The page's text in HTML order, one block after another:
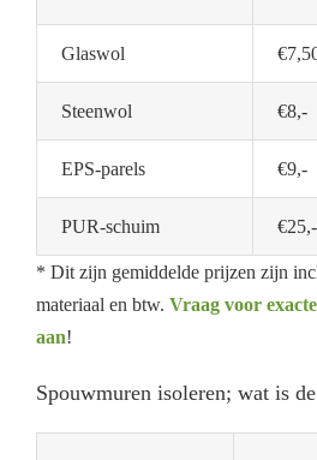
Glaswol
Steenwol €8,-
EPS-parels €9,-
PUR-schuim €25,-
* Dit zijn gemiddelde prijzen zijn
materiaal en btw. Vraag voor
aan!
Spouwmuren isoleren; wat is